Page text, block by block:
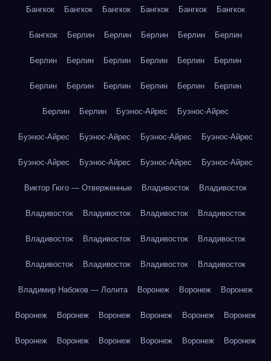
Бангкок Бангкок Бангкок Бангкок Бангкок Бангкок
Бангкок Берлин Берлин Берлин Берлин Берлин
Берлин Берлин Берлин Берлин Берлин Берлин
Берлин Берлин Берлин Берлин Берлин Берлин
Берлин Берлин Буэнос-Айрес Буэнос-Айрес
Буэнос-Айрес Буэнос-Айрес Буэнос-Айрес Буэнос-Айрес
Буэнос-Айрес Буэнос-Айрес Буэнос-Айрес Буэнос-Айрес
Виктор Гюго — Отверженные Владивосток Владивосток
Владивосток Владивосток Владивосток Владивосток
Владивосток Владивосток Владивосток Владивосток
Владивосток Владивосток Владивосток Владивосток
Владимир Набоков — Лолита Воронеж Воронеж Воронеж
Воронеж Воронеж Воронеж Воронеж Воронеж Воронеж
Воронеж Воронеж Воронеж Воронеж Воронеж Воронеж